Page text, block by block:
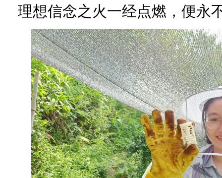
理想信念之火一经点燃，便永